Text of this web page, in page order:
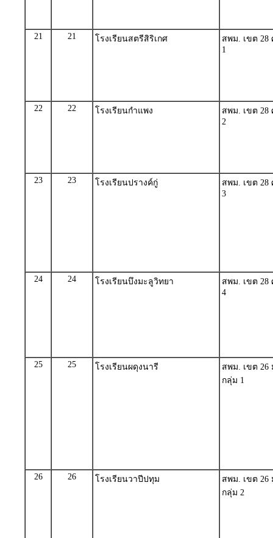
21 21 โรงเรียนสตรีสิริเกศ
สพม. เขต 28
1
22 22 โรงเรียนกำแพง
สพม. เขต 28
2
23 23 โรงเรียนปรางค์กู่
สพม. เขต 28
3
24 24 โรงเรียนบึงมะลูวิทยา
สพม. เขต 28
4
25 25 โรงเรียนผดุงนารี
สพม. เขต 26
กลุ่ม 1
26 26 โรงเรียนวาปีปทุม
สพม. เขต 26
กลุ่ม 2